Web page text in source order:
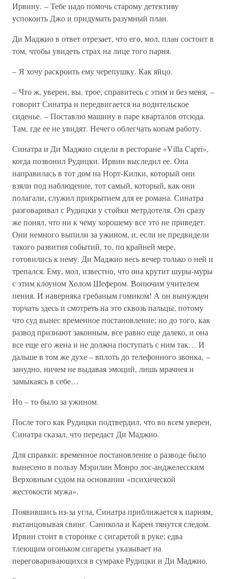
Ирвину. – Тебе надо помочь старому детективу
успокоить Джо и придумать разумный план.
Ди Маджио в ответ отрезает, что его, мол, план состоит в
том, чтобы увидеть страх на лице того парня.
– Я хочу раскроить ему черепушку. Как яйцо.
– Что ж, уверен, вы, трое, справитесь с этим и без меня, –
говорит Синатра и передвигается на водительское
сиденье. – Поставлю машину в паре кварталов отсюда.
Там, где ее не увидят. Нечего облегчать копам работу.
Синатра и Ди Маджио сидели в ресторане «Villa Capri»,
когда позвонил Рудицки. Ирвин выследил ее. Она
направилась в тот дом на Норт-Килки, который они
взяли под наблюдение, тот самый, который, как они
полагали, служил прикрытием для ее романа. Синатра
разговаривал с Рудицки у стойки метрдотеля. Он сразу
же понял, что ни к чему хорошему все это не приведет.
Они немного выпили за ужином, и, если не предвидели
такого развития событий, то, по крайней мере,
готовились к нему. Ди Маджио весь вечер только о ней и
трепался. Ему, мол, известно, что она крутит шуры-муры
с этим клоуном Холом Шефером. Вонючим учителем
пения. И наверняка гребаным гомиком! А он вынужден
торчать здесь и смотреть на это сквозь пальцы, потому
что суд вынес временное постановление; но до того, как
развод признают законным, все равно еще далеко, и она
все еще его жена и не должна поступать с ним так… И
дальше в том же духе – вплоть до телефонного звонка, –
занудно, ничем не выдавая эмоций, лишь мрачнея и
замыкаясь в себе…
Но – то было за ужином.
После того как Рудицки подтвердил, что во всем уверен,
Синатра сказал, что передаст Ди Маджио.
Для справки: временное постановление о разводе было
вынесено в пользу Мэрилин Монро лос-анджелесским
Верховным судом на основании «психической
жестокости мужа».
Появившись из-за угла, Синатра приближается к парням,
вытанцовывая свинг. Саникола и Карен тянутся следом.
Ирвин стоит в сторонке с сигаретой в руке; едва
тлеющим огоньком сигареты указывает на
переговаривающихся в сумраке Рудицки и Ди Маджио.